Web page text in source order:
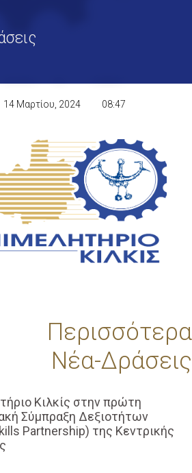
14 Μαρτίου, 2024 08:47
Περισσότερα
Νέα-Δράσεις
Κιλκίς στην πρώτη
Σύμπραξη Δεξιοτήτων
Partnership) της Κεντρικής